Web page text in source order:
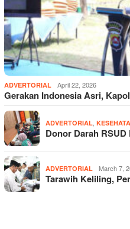
ADVERTORIAL April 22, 2026
Gerakan Indonesia Asri,
ADVERTORIAL
Donor Darah
ADVERTORIAL March 7,
Tarawih Keliling,